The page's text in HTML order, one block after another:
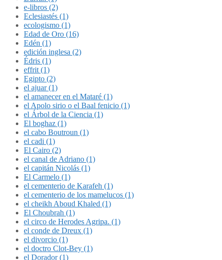
e-libros (2)
Eclesiastés (1)
ecologismo (1)
Edad de Oro (16)
Edén (1)
edición inglesa (2)
Édris (1)
effrit (1)
Egipto (2)
el ajuar (1)
el amanecer en el Mataré (1)
el Apolo sirio o el Baal fenicio (1)
el Árbol de la Ciencia (1)
El boghaz (1)
el cabo Boutroun (1)
el cadi (1)
El Cairo (2)
el canal de Adriano (1)
el capitán Nicolás (1)
El Carmelo (1)
el cementerio de Karafeh (1)
el cementerio de los mamelucos (1)
el cheikh Aboud Khaled (1)
El Choubrah (1)
el circo de Herodes Agripa. (1)
el conde de Dreux (1)
el divorcio (1)
el doctro Clot-Bey (1)
el Dorador (1)